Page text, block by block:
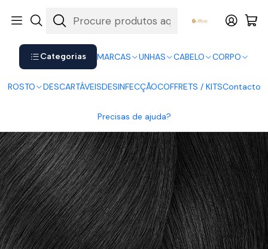
Categorias MARCAS UNHAS CABELO CORPO
ROSTO DESCARTÁVEISDESINFECÇÃOCOFFRETS / KITSContacto
Precisas de ajuda?
Shop now. Pay later with Klarna.